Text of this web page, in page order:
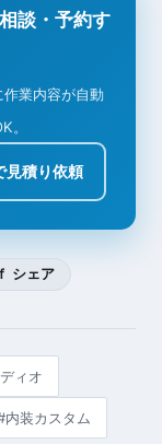
談・予約す
作業内容が自動
。
見積り依頼
ｆ シェア
ィオ
内装カスタム